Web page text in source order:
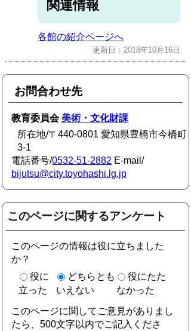
関連情報
各館の紹介ページへ
更新日：2018年10月16日
お問合わせ先
教育委員会 美術・文化財課
所在地/〒440-0801 愛知県豊橋市今橋町
3-1
電話番号/0532-51-2882 E-mail/
bijutsu@city.toyohashi.lg.jp
このページに関するアンケート
このページの情報は役に立ちました
か？
役に
立った
どちらとも
いえない
役にたた
なかった
このページに関してご意見がありまし
たら、500文字以内でご記入くださ